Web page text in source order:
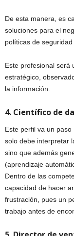
De esta manera, es
soluciones para el
políticas de seguridad
Este profesional será
estratégico,
la información.
4. Científico de
Este perfil va un
solo debe interpretar
sino que además
(aprendizaje
Dentro de las
capacidad de hacer
frustración, pues un
trabajo antes de